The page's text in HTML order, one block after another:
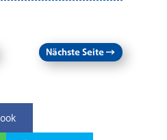
Nächste Seite→